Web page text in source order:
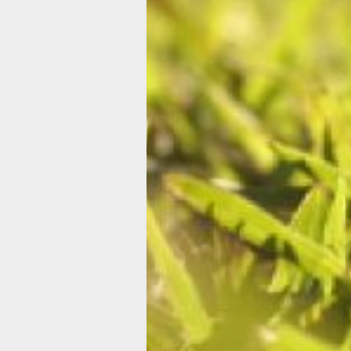
сдать в аренду, передать по
Еще один плюс: дачный дом, если он
оформлен официально (то есть
зарегистрированы права на него и он
поставлен на кадастровый учет),
дальнейшем перевести в жилой, если
возникнет такая потребность, и,
соответственно, получить там
Как это сделать?
1. Подготовить пакет необходимых
документов:
• правоустанавливающие
(например, решение органа местной
предоставлении участка,
праве собственности или о праве
пожизненного наследуемого
постоянного или бессрочного
технический план (который готовит
кадастровый инженер на основании
декларации или проектной
соответствующее заявление.
2. Подать документы в орган
Сделать это граждане могут